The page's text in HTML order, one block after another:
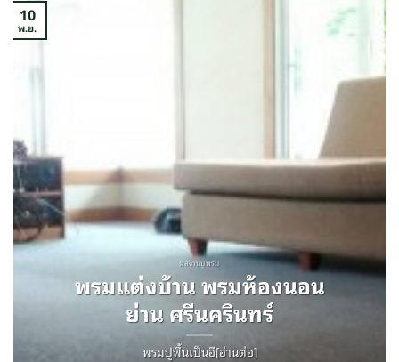
ผลงานปูพรม
พรมแต่งบ้าน พรมห้องนอน
ย่าน ศรีนครินทร์
พรมปูพื้นเป็นอี[อ่านต่อ]
10
พ.ย.